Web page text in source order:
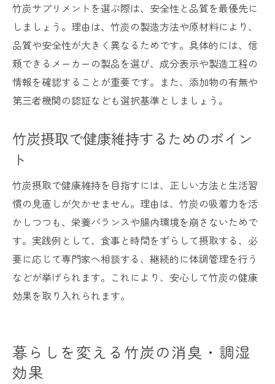
竹炭サプリメントを選ぶ際は、安全性と品質を最優先に
しましょう。理由は、竹炭の製造方法や原材料により、
品質や安全性が大きく異なるためです。具体的には、信
頼できるメーカーの製品を選び、成分表示や製造工程の
情報を確認することが重要です。また、添加物の有無や
第三者機関の認証なども選択基準としましょう。
竹炭摂取で健康維持するためのポイン
ト
竹炭摂取で健康維持を目指すには、正しい方法と生活習
慣の見直しが欠かせません。理由は、竹炭の吸着力を活
かしつつも、栄養バランスや腸内環境を崩さないためで
す。実践例として、食事と時間をずらして摂取する、必
要に応じて専門家へ相談する、継続的に体調管理を行う
などが挙げられます。これにより、安心して竹炭の健康
効果を取り入れられます。
暮らしを変える竹炭の消臭・調湿
効果